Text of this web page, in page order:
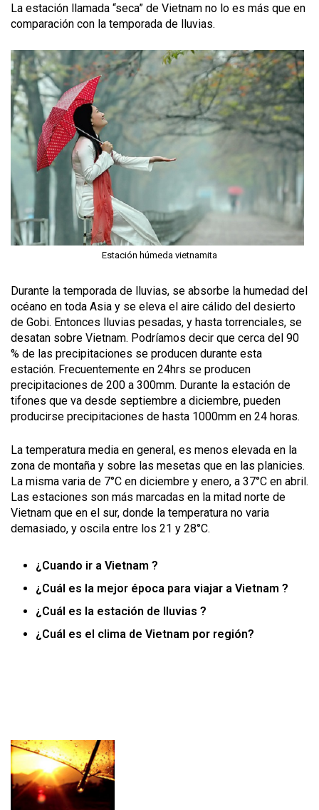
La estación llamada “seca” de Vietnam no lo es más que en
comparación con la temporada de lluvias.
Estación húmeda vietnamita
Durante la temporada de lluvias, se absorbe la humedad del
océano en toda Asia y se eleva el aire cálido del desierto
de Gobi. Entonces lluvias pesadas, y hasta torrenciales, se
desatan sobre Vietnam. Podríamos decir que cerca del 90
% de las precipitaciones se producen durante esta
estación. Frecuentemente en 24hrs se producen
precipitaciones de 200 a 300mm. Durante la estación de
tifones que va desde septiembre a diciembre, pueden
producirse precipitaciones de hasta 1000mm en 24 horas.
La temperatura media en general, es menos elevada en la
zona de montaña y sobre las mesetas que en las planicies.
La misma varia de 7°C en diciembre y enero, a 37°C en abril.
Las estaciones son más marcadas en la mitad norte de
Vietnam que en el sur, donde la temperatura no varia
demasiado, y oscila entre los 21 y 28°C.
¿Cuando ir a Vietnam ?
¿Cuál es la mejor época para viajar a Vietnam ?
¿Cuál es la estación de lluvias ?
¿Cuál es el clima de Vietnam por región?